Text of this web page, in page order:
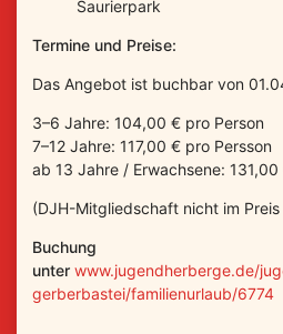
Saurierpark
Termine und Preise:
Das Angebot ist buchbar von
3–6 Jahre: 104,00 € pro Person
7–12 Jahre: 117,00 € pro Persson
ab 13 Jahre / Erwachsene:
(DJH-Mitgliedschaft nicht im
Buchung
unter www.jugendherberge.de/
gerberbastei/familienurlaub/6774